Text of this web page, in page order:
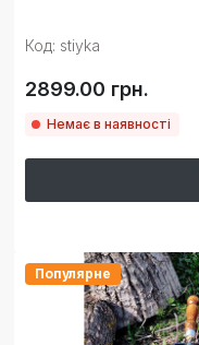
Код: stiyka
2899.00 грн.
Немає в наявності
Популярне